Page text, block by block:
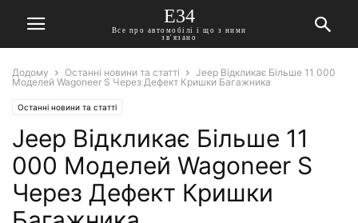
E34
Все про автомобілі і що з ними
зв'язано
Додому Останні новини та статті
Jeep Відкликає Більше 11 000
Моделей Wagoneer S Через Дефект Кришки Багажника
Останні новини та статті
Jeep Відкликає Більше 11
000 Моделей Wagoneer S
Через Дефект Кришки